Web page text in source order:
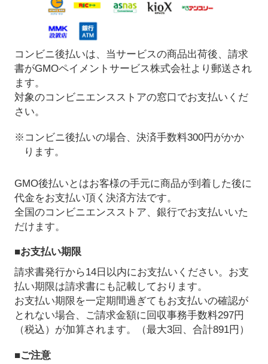
コンビニ後払いは、当サービスの商品出荷後、請求
書がGMOペイメントサービス株式会社より郵送され
ます。
対象のコンビニエンスストアの窓口でお支払いくだ
さい。
※コンビニ後払いの場合、決済手数料300円がかか
ります。
GMO後払いとはお客様の手元に商品が到着した後に
代金をお支払い頂く決済方法です。
全国のコンビニエンスストア、銀行でお支払いいた
だけます。
■お支払い期限
請求書発行から14日以内にお支払いください。お支
払い期限は請求書にも記載しております。
お支払い期限を一定期間過ぎてもお支払いの確認が
とれない場合、ご請求金額に回収事務手数料297円
（税込）が加算されます。（最大3回、合計891円）
■ご注意